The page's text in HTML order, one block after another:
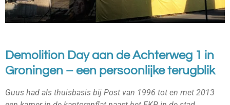
Demolition Day aan de Achterweg 1 in
Groningen – een persoonlijke terugblik
Guus had als thuisbasis bij Post van 1996 tot en met 2013